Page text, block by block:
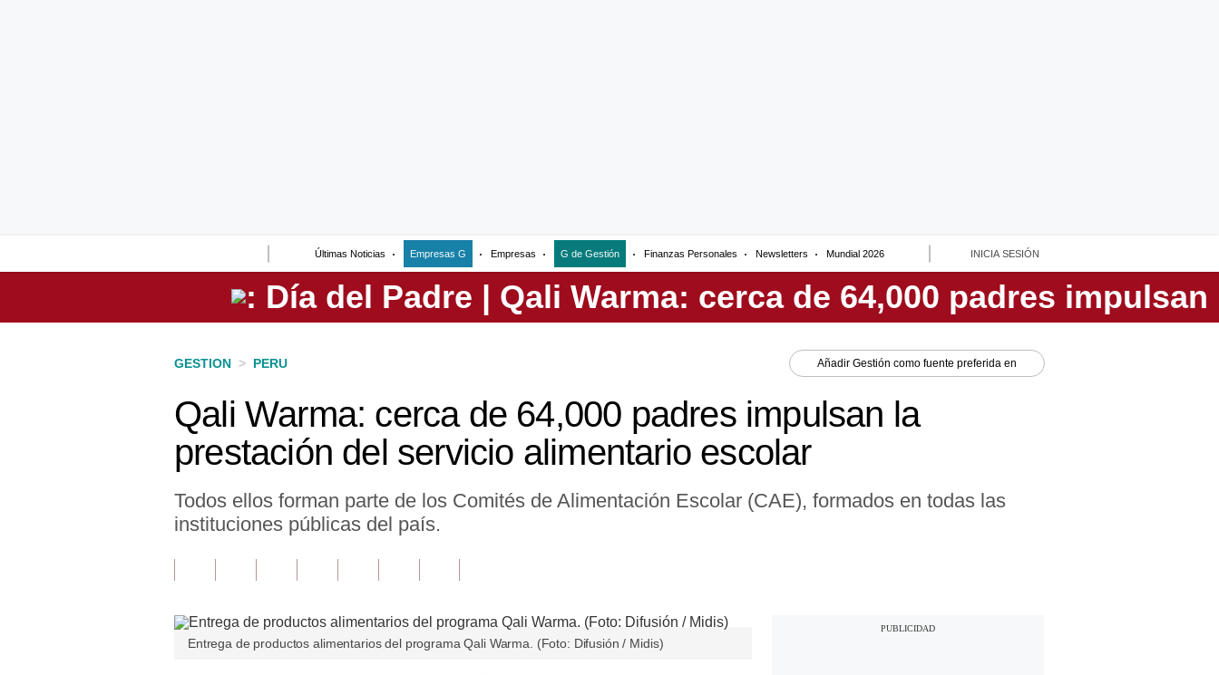
Últimas Noticias Empresas G Empresas G de Gestión Finanzas Personales Newsletters Mundial 2026 INICIA SESIÓN
Perú
GESTION > PERU Añadir Gestión como fuente preferida en
Qali Warma: cerca de 64,000 padres impulsan la
prestación del servicio alimentario escolar
Todos ellos forman parte de los Comités de Alimentación Escolar (CAE), formados en todas las
instituciones públicas del país.
Entrega de productos alimentarios del programa Qali Warma. (Foto: Difusión / Midis)